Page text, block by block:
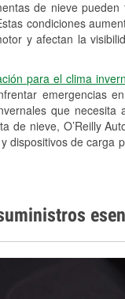
de nieve
condiciones
y afectan la
para el clima
emergencias
que
de nieve, O’Reilly
dispositivos de carga